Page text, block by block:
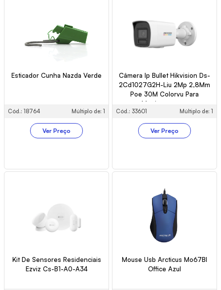
Esticador Cunha Nazda Verde
Cód.: 18764 Múltiplo de: 1
Ver Preço
Câmera Ip Bullet Hikvision Ds-
2Cd1027G2H-Liu 2Mp 2,8Mm
Poe 30M Colorvu Para
Monitoramento
Cód.: 33601 Múltiplo de: 1
Ver Preço
Kit De Sensores Residenciais
Ezviz Cs-B1-A0-A34
Mouse Usb Arcticus Mo67Bl
Office Azul